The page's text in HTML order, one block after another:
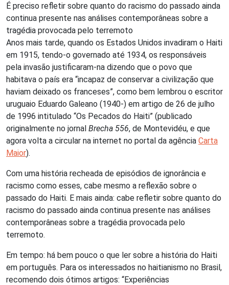
É preciso refletir sobre quanto do racismo do passado ainda
continua presente nas análises contemporâneas sobre a
tragédia provocada pelo terremoto
Anos mais tarde, quando os Estados Unidos invadiram o Haiti
em 1915, tendo-o governado até 1934, os responsáveis
pela invasão justificaram-na dizendo que o povo que
habitava o país era “incapaz de conservar a civilização que
haviam deixado os franceses”, como bem lembrou o escritor
uruguaio Eduardo Galeano (1940-) em artigo de 26 de julho
de 1996 intitulado “Os Pecados do Haiti” (publicado
originalmente no jornal Brecha 556, de Montevidéu, e que
agora volta a circular na internet no portal da agência Carta
Maior).
Com uma história recheada de episódios de ignorância e
racismo como esses, cabe mesmo a reflexão sobre o
passado do Haiti. E mais ainda: cabe refletir sobre quanto do
racismo do passado ainda continua presente nas análises
contemporâneas sobre a tragédia provocada pelo
terremoto.
Em tempo: há bem pouco o que ler sobre a história do Haiti
em português. Para os interessados no haitianismo no Brasil,
recomendo dois ótimos artigos: “Experiências